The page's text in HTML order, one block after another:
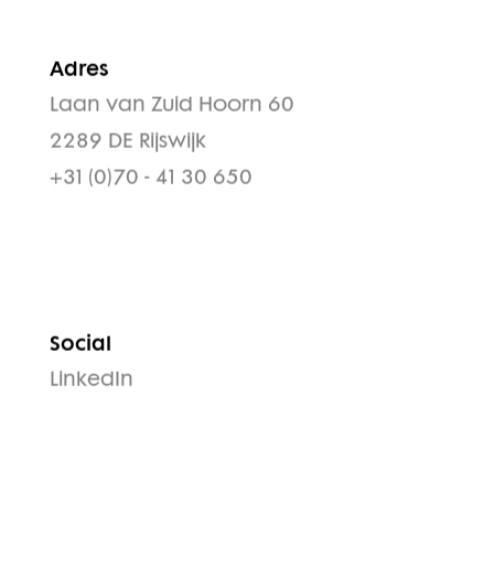
Adres
Laan van Zuid Hoorn 60
2289 DE Rijswijk
Social